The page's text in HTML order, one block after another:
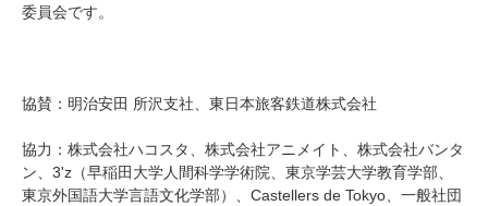
委員会です。
協賛：明治安田 所沢支社、東日本旅客鉄道株式会社
協力：株式会社ハコスタ、株式会社アニメイト、株式会社バンタ
ン、3'z（早稲田大学人間科学学術院、東京学芸大学教育学部、
東京外国語大学言語文化学部）、Castellers de Tokyo、一般社団